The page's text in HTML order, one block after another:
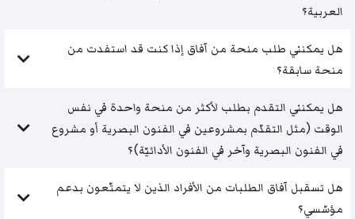
العربية؟
هل يمكنني طلب منحة من آفاق إذا كنت قد استفدت من
منحة سابقة؟
هل يمكنني التقدم بطلب لأكثر من منحة واحدة في نفس
الوقت (مثل التقدّم بمشروعين في الفنون البصرية أو مشروع
في الفنون البصرية وآخر في الفنون الأدائيّة)؟
هل تسقبل آفاق الطلبات من الأفراد الذين لا يتمتّعون بدعم
مؤسّسي؟